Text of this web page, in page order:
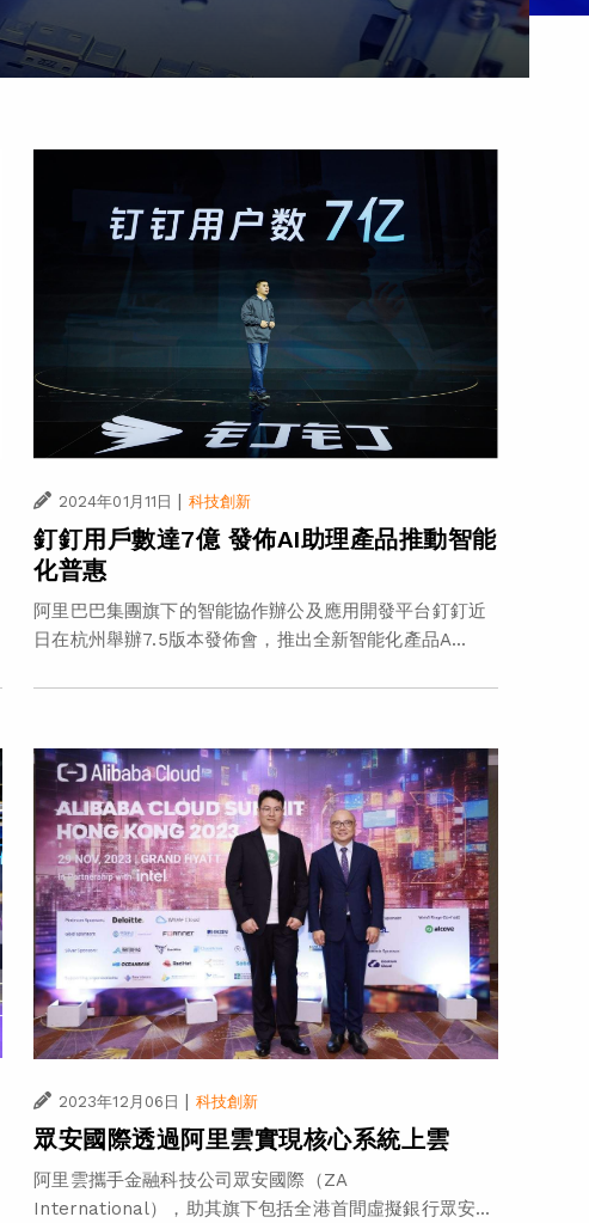
2024年01月11日 科技創新
釘釘用戶數達7億 發佈AI助理產品推動智能
化普惠
阿里巴巴集團旗下的智能協作辦公及應用開發平台釘釘近
日在杭州舉辦7.5版本發佈會，推出全新智能化產品A...
2023年12月06日 | 科技創新
眾安國際透過阿里雲實現核心系統上雲
阿里雲攜手金融科技公司眾安國際（ZA
International），助其旗下包括全港首間虛擬銀行眾安...